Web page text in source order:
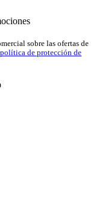
sobre las ofertas de
política de protección de